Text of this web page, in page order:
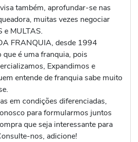
também, aprofundar-se nas
muitas vezes negociar
e MULTAS.
FRANQUIA, desde 1994
é uma franquia, pois
Expandimos e
entende de franquia sabe muito
em condições diferenciadas,
para formularmos juntos
que seja interessante para
nos, adicione!